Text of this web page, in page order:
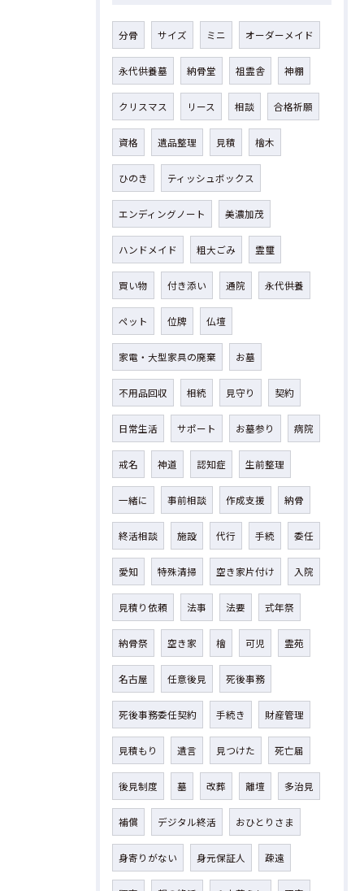
分骨 サイズ ミニ オーダーメイド
永代供養墓 納骨堂 祖霊舎 神棚
クリスマス リース 相談 合格祈願
資格 遺品整理 見積 檜木
ひのき ティッシュボックス
エンディングノート 美濃加茂
ハンドメイド 粗大ごみ 霊璽
買い物 付き添い 通院 永代供養
ペット 位牌 仏壇
家電・大型家具の廃棄 お墓
不用品回収 相続 見守り 契約
日常生活 サポート お墓参り 病院
戒名 神道 認知症 生前整理
一緒に 事前相談 作成支援 納骨
終活相談 施設 代行 手続 委任
愛知 特殊清掃 空き家片付け 入院
見積り依頼 法事 法要 式年祭
納骨祭 空き家 檜 可児 霊苑
名古屋 任意後見 死後事務
死後事務委任契約 手続き 財産管理
見積もり 遺言 見つけた 死亡届
後見制度 墓 改葬 離壇 多治見
補償 デジタル終活 おひとりさま
身寄りがない 身元保証人 疎遠